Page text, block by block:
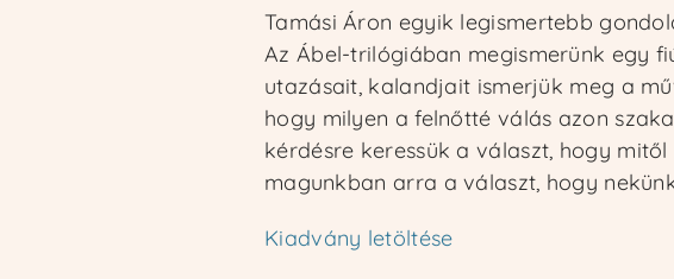
Tamási Áron egyik legismertebb
Az Ábel-trilógiában megismerünk egy
utazásait, kalandjait ismerjük meg a
hogy milyen a felnőtté válás azon
kérdésre keressük a választ, hogy
magunkban arra a választ, hogy
Kiadvány letöltése